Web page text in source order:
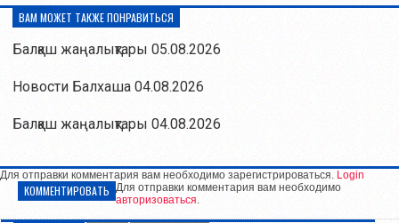
ВАМ МОЖЕТ ТАКЖЕ ПОНРАВИТЬСЯ
Балқаш жаңалықтары 05.08.2026
Новости Балхаша 04.08.2026
Балқаш жаңалықтары 04.08.2026
Для отправки комментария вам необходимо зарегистрироваться. Login
КОММЕНТИРОВАТЬ Для отправки комментария вам необходимо
авторизоваться.